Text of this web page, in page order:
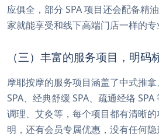
应俱全，部分 SPA 项目还会配备精
家就能享受和线下高端门店一样的专
（三）丰富的服务项目，明码
摩耶按摩的服务项目涵盖了中式推
SPA、经典舒缓 SPA、疏通经络 SPA
调理、艾灸等，每个项目都有清晰
明，还有会员专属优惠，没有任何